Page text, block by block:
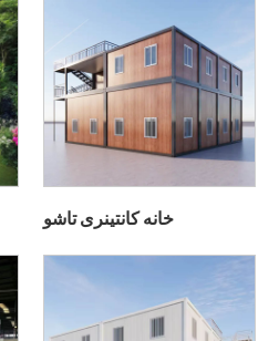
خانه کانتینری تاشو